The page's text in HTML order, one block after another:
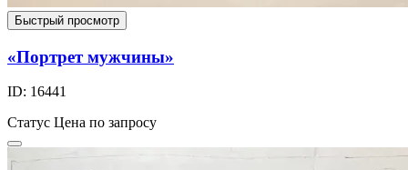
Быстрый просмотр
«Портрет мужчины»
ID: 16441
Статус Цена по запросу